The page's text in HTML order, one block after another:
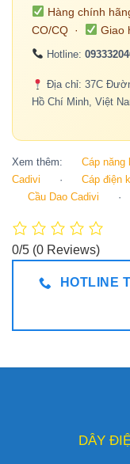
Hàng chính
CO/CQ ·
Giao
Hotline:
Địa chỉ: 37C
Hồ Chí Minh, Việt
Xem thêm: Cáp
Cadivi
· Cáp điện
Cầu Dao Cadivi
·
0/5 (0 Reviews)
HOTLINE
DÂY